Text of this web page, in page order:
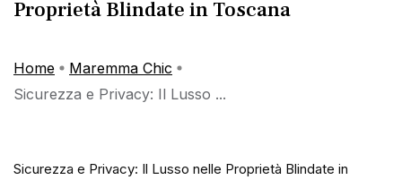
Proprietà Blindate in Toscana
Home
Maremma Chic
Sicurezza e Privacy: Il Lusso ...
Sicurezza e Privacy: Il Lusso nelle Proprietà Blindate in